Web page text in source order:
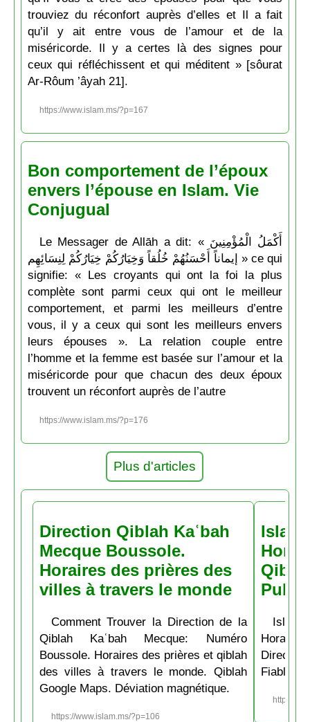
trouviez du réconfort auprès d’elles et Il a fait
qu’il y ait entre vous de l’amour et de la
miséricorde. Il y a certes là des signes pour
ceux qui réfléchissent et qui méditent » [sôurat
Ar-Rôum ’âyah 21].
https://www.islam.ms/?p=167
Bon comportement de l’époux
envers l’épouse en Islam. Vie
Conjugual
Le Messager de Allāh a dit: « أَكْمَلُ الْمُؤْمِنِينَ
إيماناً أَحْسَنُهُمْ خُلُقاً وَخِيَارُكُمْ خِيَارُكُمْ لِنِسَائِهِم » ce qui
signifie: « Les croyants qui ont la foi la plus
complète sont parmi ceux qui ont le meilleur
comportement, et parmi les meilleurs d’entre
vous, il y a ceux qui sont les meilleurs envers
leurs épouses ». La relation couple entre
l’homme et la femme est basée sur l’amour et la
miséricorde pour que chacun des deux époux
trouvent un réconfort auprès de l’autre
https://www.islam.ms/?p=176
Plus d'articles
Direction Qiblah Kaʿbah
Mecque Boussole.
Horaires des prières des
villes à travers le monde
Comment Trouver la Direction de la
Qiblah Kaʿbah Mecque: Numéro
Boussole. Horaires des prières et qiblah
des villes à travers le monde. Qiblah
Google Maps. Déviation magnétique.
https://www.islam.ms/?p=106
Pubs
Fiable et
https://